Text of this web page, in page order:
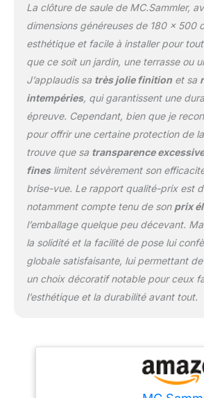
durables,
en hiver.
agent
naturel, sa
augmentée.
l'emploi -
intervalles
tapis sont
fil galvanisé,
garantit à la
et flexibilité.
peuvent
placées
saillie de fil
bord de
invisible de
quel nombre
tapis. ✅
plusieurs
Grand ? Pas
Une large
La clôture de saule de MC.Sammler,
dimensions généreuses de 180 x 500
esthétique et facile à installer pour
que ce soit un jardin, une terrasse ou
J’applaudis sa très jolie finitionet sa
intempéries, qui garantissent une
épreuve. Cependant, bien que je
pour offrir une certaine protection de
trouve que sa transparence excessive
fineslimitent sévèrement son
brise-vue. Le rapport qualité-prix est
notamment compte tenu de son prix
l’emballage quelque peu décevant.
la solidité et la facilité de pose lui
globale satisfaisante, lui permettant de
un choix décoratif notable pour ceux
l’esthétique et la durabilité avant tout.